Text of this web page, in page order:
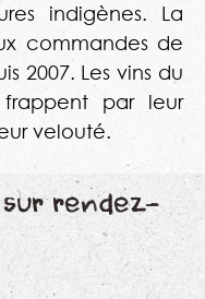
indigènes. La
commandes de
2007. Les vins du
par leur
velouté.
sur rendez-